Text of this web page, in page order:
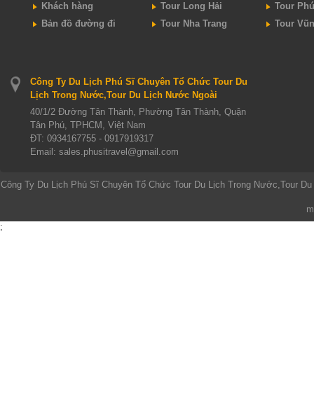
Khách hàng
Bản đồ đường đi
Tour Long Hải
Tour Nha Trang
Tour
Tour
Công Ty Du Lịch Phú Sĩ Chuyên Tổ Chức Tour Du
Lịch Trong Nước,Tour Du Lịch Nước Ngoài
40/1/2 Đường Tân Thành, Phường Tân Thành, Quận
Tân Phú, TPHCM, Việt Nam
ĐT: 0934167755 - 0917919317
Email: sales.phusitravel@gmail.com
Công Ty Du Lịch Phú Sĩ Chuyên Tổ Chức Tour Du Lịch Trong Nước,Tour
;